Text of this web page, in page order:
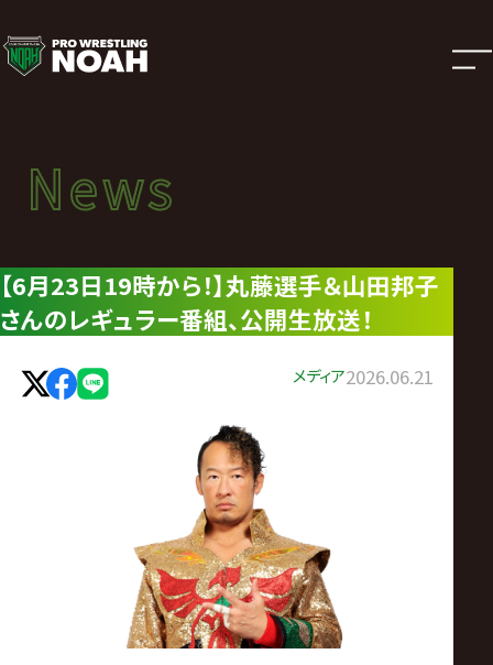
ニ
ュ
ー
ス
|
プ
ロ
News
ニュース
News
【6月23日19時から！】丸藤選手＆山田邦子
さんのレギュラー番組、公開生放送！
メディア2026.06.21